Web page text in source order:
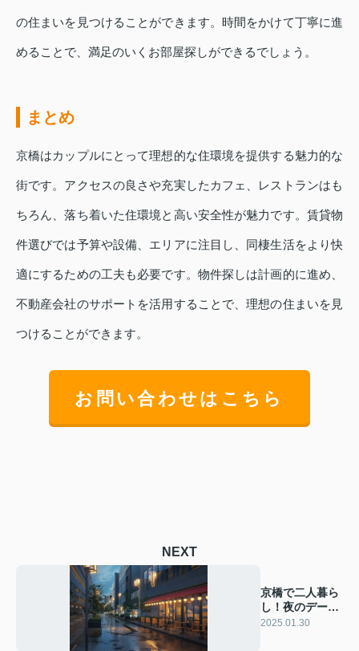
の住まいを見つけることができます。時間をかけて丁寧に進
めることで、満足のいくお部屋探しができるでしょう。
まとめ
京橋はカップルにとって理想的な住環境を提供する魅力的な
街です。アクセスの良さや充実したカフェ、レストランはも
ちろん、落ち着いた住環境と高い安全性が魅力です。賃貸物
件選びでは予算や設備、エリアに注目し、同棲生活をより快
適にするための工夫も必要です。物件探しは計画的に進め、
不動産会社のサポートを活用することで、理想の住まいを見
つけることができます。
お問い合わせはこちら
NEXT
京橋で二人暮ら
し！夜のデート
スポットおすす
2025.01.30